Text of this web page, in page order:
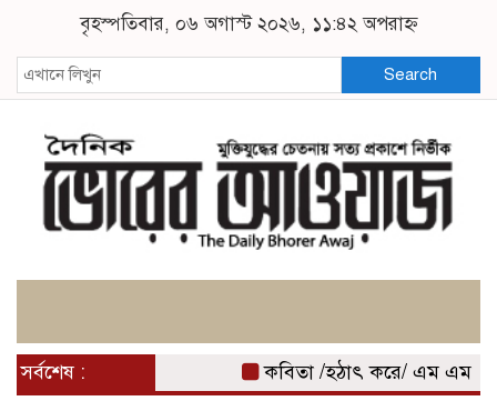
বৃহস্পতিবার, ০৬ অগাস্ট ২০২৬, ১১:৪২ অপরাহ্ন
Search
সর্বশেষ : কবিতা /হঠাৎ করে/ এম এম